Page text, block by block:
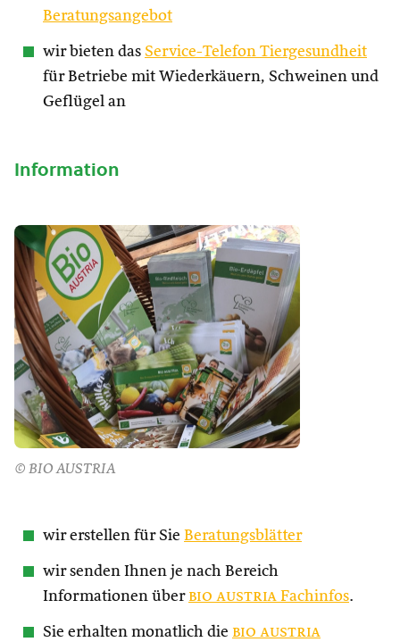
Beratungsangebot
wir bieten das Service-Telefon Tiergesundheit
für Betriebe mit Wiederkäuern, Schweinen und
Geflügel an
Information
© BIO AUSTRIA
wir erstellen für Sie Beratungsblätter
wir senden Ihnen je nach Bereich
Informationen über bio austria Fachinfos.
Sie erhalten monatlich die bio austria